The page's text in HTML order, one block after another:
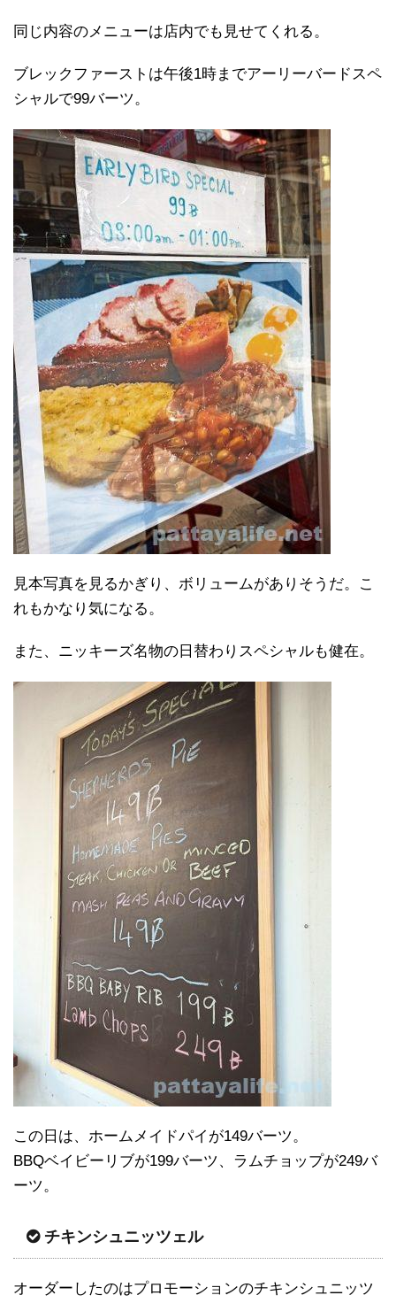
同じ内容のメニューは店内でも見せてくれる。
ブレックファーストは午後1時までアーリーバードスペ
シャルで99バーツ。
見本写真を見るかぎり、ボリュームがありそうだ。こ
れもかなり気になる。
また、ニッキーズ名物の日替わりスペシャルも健在。
この日は、ホームメイドパイが149バーツ。
BBQベイビーリブが199バーツ、ラムチョップが249バ
ーツ。
チキンシュニッツェル
オーダーしたのはプロモーションのチキンシュニッツ